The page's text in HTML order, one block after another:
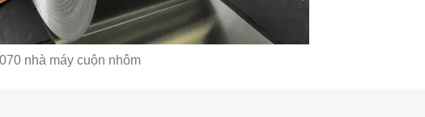
nhà máy cuộn nhôm